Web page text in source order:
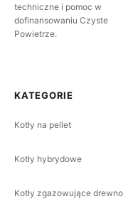
techniczne i pomoc w
dofinansowaniu Czyste
Powietrze.
KATEGORIE
Kotły na pellet
Kotły hybrydowe
Kotły zgazowujące drewno